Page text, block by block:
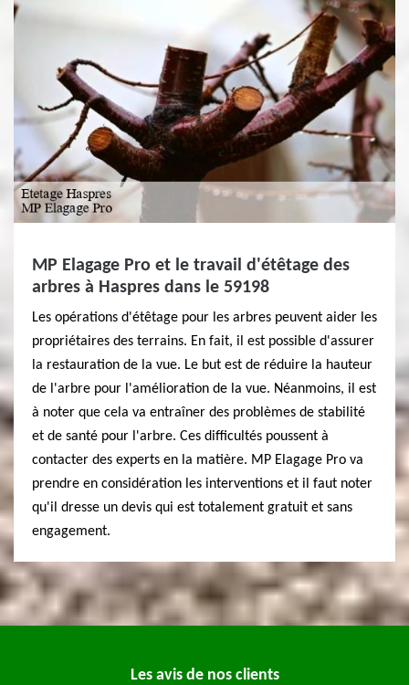
MP Elagage Pro et le travail d'étêtage des
arbres à Haspres dans le 59198
Les opérations d'étêtage pour les arbres peuvent aider les
propriétaires des terrains. En fait, il est possible d'assurer
la restauration de la vue. Le but est de réduire la hauteur
de l'arbre pour l'amélioration de la vue. Néanmoins, il est
à noter que cela va entraîner des problèmes de stabilité
et de santé pour l'arbre. Ces difficultés poussent à
contacter des experts en la matière. MP Elagage Pro va
prendre en considération les interventions et il faut noter
qu'il dresse un devis qui est totalement gratuit et sans
engagement.
Les avis de nos clients